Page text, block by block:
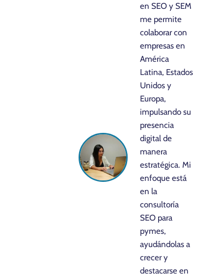
en SEO y SEM
me permite
colaborar con
empresas en
América
Latina, Estados
Unidos y
Europa,
impulsando su
presencia
digital de
manera
estratégica. Mi
enfoque está
en la
consultoría
SEO para
pymes,
ayudándolas a
crecer y
destacarse en